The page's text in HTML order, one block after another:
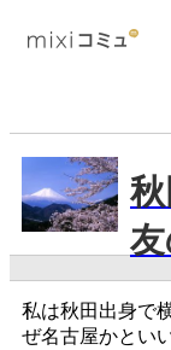
私は秋田出身で
ぜ名古屋かとい